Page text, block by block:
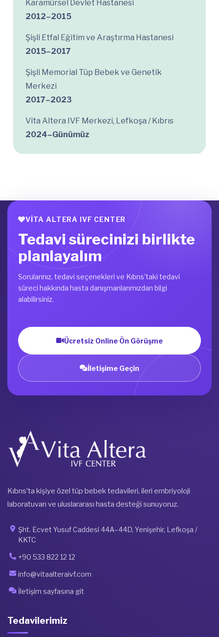
Karamürsel Devlet Hastanesi
2012–2015
Şişli Etfal Eğitim ve Araştırma Hastanesi
2015–2017
Şişli Memorial Tüp Bebek ve Genetik
Merkezi
2017–2023
Vita Altera IVF Merkezi, Lefkoşa / Kıbrıs
2024–Günümüz
VITA ALTERA IVF CENTER
Tedavi sürecinizi birlikte
planlayalım
Sorularınız, tedavi seçenekleri ve Kıbrıs’taki tedavi
süreci hakkında hasta danışmanlarımızdan bilgi
alabilirsiniz.
Ücretsiz Online Ön Görüşme
İletişime Geçin
Kıbrıs’ta kişiye özel tüp bebek tedavileri, ileri embriyoloji
laboratuvarı ve uluslararası hasta desteği sunuyoruz.
Şht. Ecvet Yusuf Caddesi 44A–44D, Yenişehir, Lefkoşa /
KKTC
+90 533 822 12 12
info@vitaalteraivf.com
İletişim sayfasına git
Tedavilerimiz